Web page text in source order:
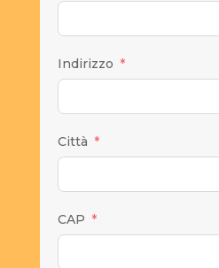
Indirizzo
Città
CAP